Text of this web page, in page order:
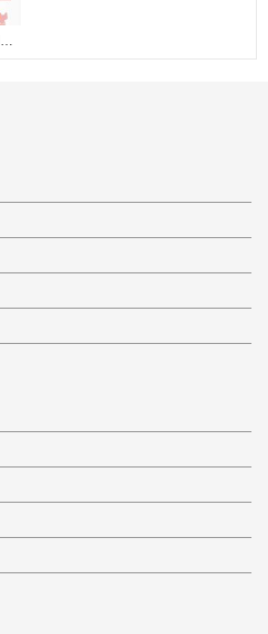
第24届中国国际宠物水族展览会（CIPS 2020） 展后报告.